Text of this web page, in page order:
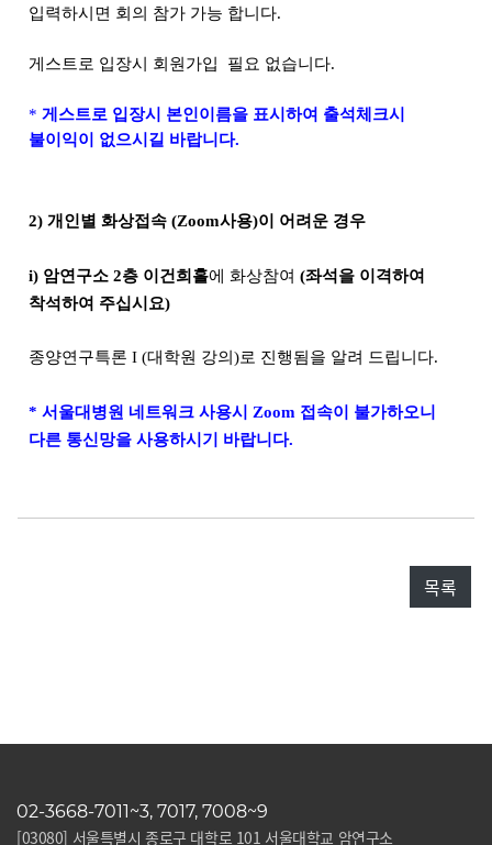
입력하시면 회의 참가 가능 합니다.
게스트로 입장시 회원가입 필요 없습니다.
* 게스트로 입장시 본인이름을 표시하여 출석체크시
불이익이 없으시길 바랍니다.
2) 개인별 화상접속 (Zoom사용)이 어려운 경우
i) 암연구소 2층 이건희홀에 화상참여 (좌석을 이격하여
착석하여 주십시요)
종양연구특론 I (대학원 강의)로 진행됨을 알려 드립니다.
* 서울대병원 네트워크 사용시 Zoom 접속이 불가하오니
다른 통신망을 사용하시기 바랍니다.
목록
02-3668-7011~3, 7017, 7008~9
[03080] 서울특별시 종로구 대학로 101 서울대학교 암연구소